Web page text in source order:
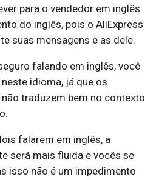
para o vendedor em inglês
do inglês, pois o AliExpress
suas mensagens e as dele.
falando em inglês, você
idioma, já que os
traduzem bem no contexto
falarem em inglês, a
será mais fluida e vocês se
isso não é um impedimento